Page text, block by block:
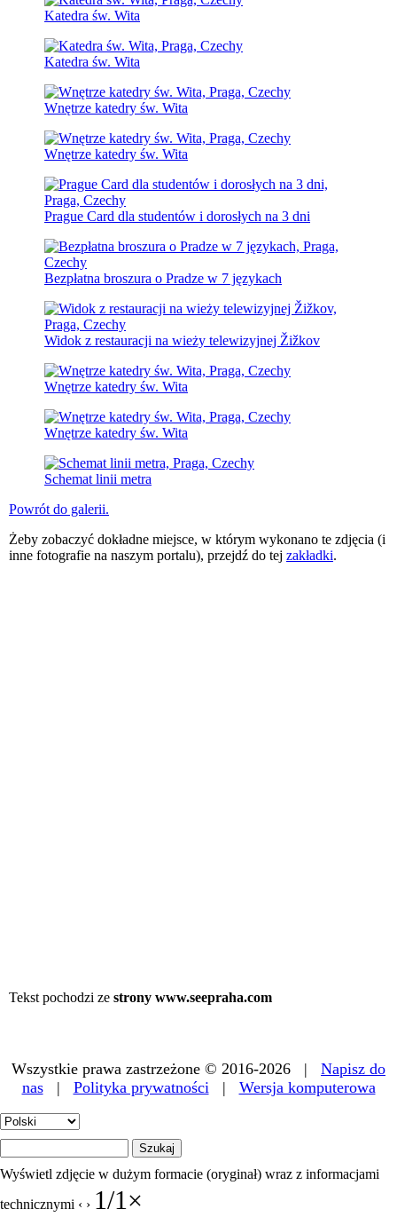
Katedra św. Wita
Katedra św. Wita
Wnętrze katedry św. Wita
Wnętrze katedry św. Wita
Prague Card dla studentów i dorosłych na 3 dni
Bezpłatna broszura o Pradze w 7 językach
Widok z restauracji na wieży telewizyjnej Žižkov
Wnętrze katedry św. Wita
Wnętrze katedry św. Wita
Schemat linii metra
Powrót do galerii.
Żeby zobaczyć dokładne miejsce, w którym wykonano te zdjęcia (i
inne fotografie na naszym portalu), przejdź do tej zakładki.
Tekst pochodzi ze strony www.seepraha.com
Wszystkie prawa zastrzeżone © 2016-2026 | Napisz do
nas| Polityka prywatności| Wersja komputerowa
Wyświetl zdjęcie w dużym formacie (oryginał) wraz z informacjami
technicznymi ‹ › 1/1 ×